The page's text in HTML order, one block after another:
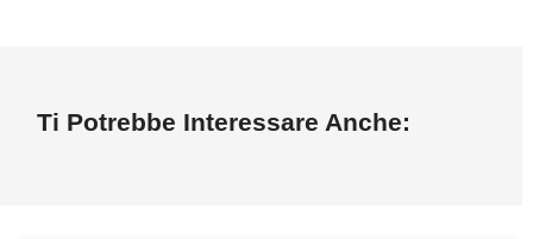
Ti Potrebbe Interessare Anche: